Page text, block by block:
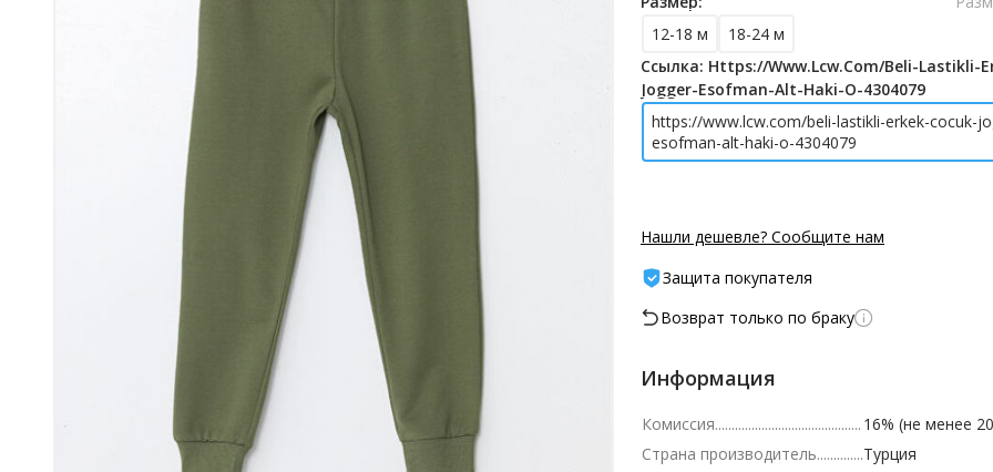
12-18 м
18-24 м
Ссылка: Https://www.lcw.com/beli-Lastikli-
Jogger-Esofman-Alt-Haki-O-4304079
https://www.lcw.com/beli-lastikli-erkek-cocuk-
esofman-alt-haki-o-4304079
Нашли дешевле? Сообщите нам
Защита покупателя
Возврат только по браку
Информация
Комиссия
16% (не менее
Страна производитель
Турция